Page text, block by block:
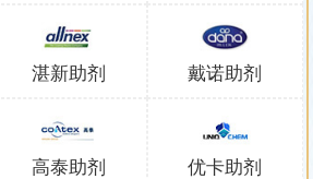
湛新助剂 戴诺助剂
高泰助剂 优卡助剂